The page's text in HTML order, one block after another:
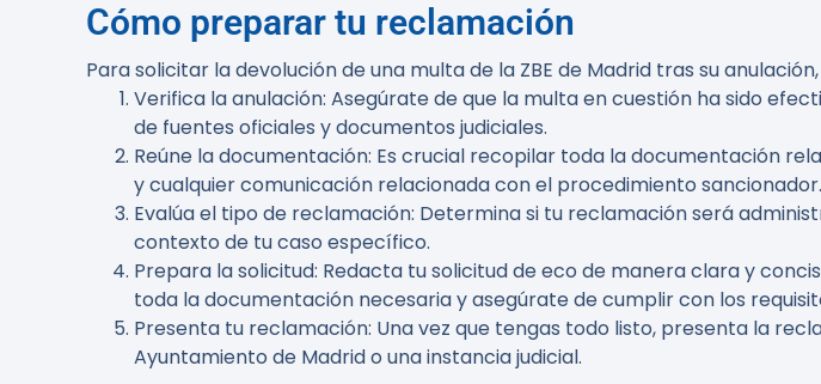
Cómo preparar tu reclamación
Para solicitar la devolución de una multa de la ZBE de Madrid tras su
Verifica la anulación: Asegúrate de que la multa en cuestión ha sido
de fuentes oficiales y documentos judiciales.
Reúne la documentación: Es crucial recopilar toda la documentación
y cualquier comunicación relacionada con el procedimiento sancionador.
Evalúa el tipo de reclamación: Determina si tu reclamación será
contexto de tu caso específico.
Prepara la solicitud: Redacta tu solicitud de eco de manera clara y
toda la documentación necesaria y asegúrate de cumplir con los
Presenta tu reclamación: Una vez que tengas todo listo, presenta la
Ayuntamiento de Madrid o una instancia judicial.